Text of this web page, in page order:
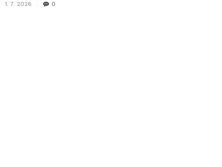
1. 7. 2026 0